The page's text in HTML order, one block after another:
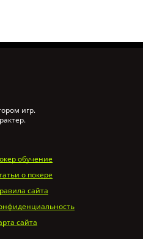
игр.
обучение
о покере
сайта
сайта